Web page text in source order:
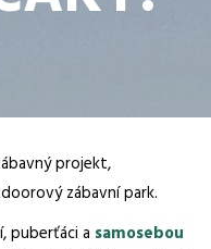
projekt,
zábavní park.
puberťáci a samosebou